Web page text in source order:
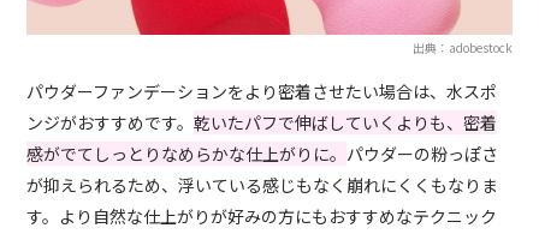
出典：adobestock
パウダーファンデーションをより密着させたい場合は、水スポ
ンジがおすすめです。乾いたパフで伸ばしていくよりも、密着
感がでてしっとりなめらかな仕上がりに。 パウダーの粉っぽさ
が抑えられるため、浮いている感じもなく崩れにくくもなりま
す。より自然な仕上がりが好みの方にもおすすめなテクニック